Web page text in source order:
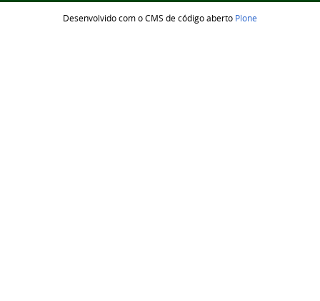
Desenvolvido com o CMS de código aberto Plone